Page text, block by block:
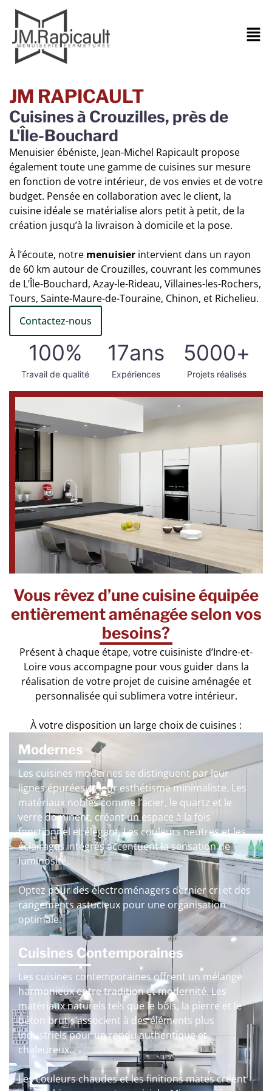
JM RAPICAULT
Cuisines à Crouzilles, près de
L'Île-Bouchard
Menuisier ébéniste, Jean-Michel Rapicault propose
également toute une gamme de cuisines sur mesure
en fonction de votre intérieur, de vos envies et de votre
budget. Pensée en collaboration avec le client, la
cuisine idéale se matérialise alors petit à petit, de la
création jusqu’à la livraison à domicile et la pose.
À l’écoute, notre menuisier intervient dans un rayon
de 60 km autour de Crouzilles, couvrant les communes
de L’Île-Bouchard, Azay-le-Rideau, Villaines-les-Rochers,
Tours, Sainte-Maure-de-Touraine, Chinon, et Richelieu.
Contactez-nous
Travail de qualité
100%
Expériences
17ans
Projets réalisés
5000+
Vous rêvez d’une cuisine équipée
entièrement aménagée selon vos
besoins?
Présent à chaque étape, votre cuisiniste d’Indre-et-
Loire vous accompagne pour vous guider dans la
réalisation de votre projet de cuisine aménagée et
personnalisée qui sublimera votre intérieur.
À votre disposition un large choix de cuisines :
Modernes
Les cuisines modernes se distinguent par leur
lignes épurées et leur esthétisme minimaliste. Les
matériaux nobles comme l’acier, le quartz et le
verre dominent, créant un espace à la fois
fonctionnel et élégant. Les couleurs neutres et les
éclairages intégrés accentuent la sensation de
luminosité.
Optez pour des électroménagers dernier cri et des
rangements astucieux pour une organisation
optimale.
Cuisines Contemporaines
Les cuisines contemporaines offrent un mélange
harmonieux entre tradition et modernité. Les
matériaux naturels tels que le bois, la pierre et le
béton brut s’associent à des éléments plus
industriels pour un rendu authentique et
chaleureux.
Les couleurs chaudes et les finitions mates créent